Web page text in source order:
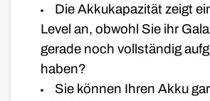
Die Akkukapazität zeigt
Level an, obwohl Sie ihr
gerade noch vollständig
haben?
Sie können Ihren Akku